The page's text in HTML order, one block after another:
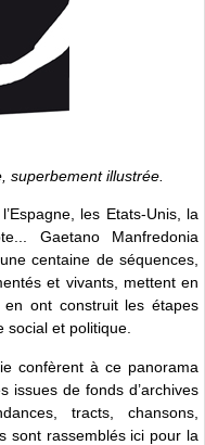
superbement illustrée.
les Etats-Unis, la
Gaetano Manfredonia
centaine de séquences,
et vivants, mettent en
ont construit les étapes
social et politique.
confèrent à ce panorama
issues de fonds d’archives
tracts, chansons,
sont rassemblés ici pour la